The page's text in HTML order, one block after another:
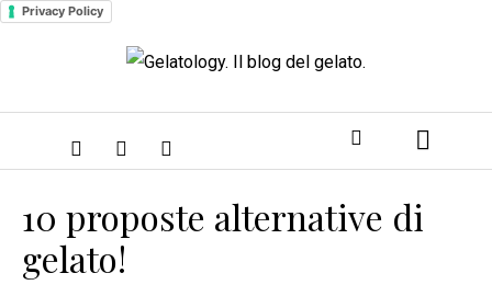
Privacy Policy
10 proposte alternative di
gelato!